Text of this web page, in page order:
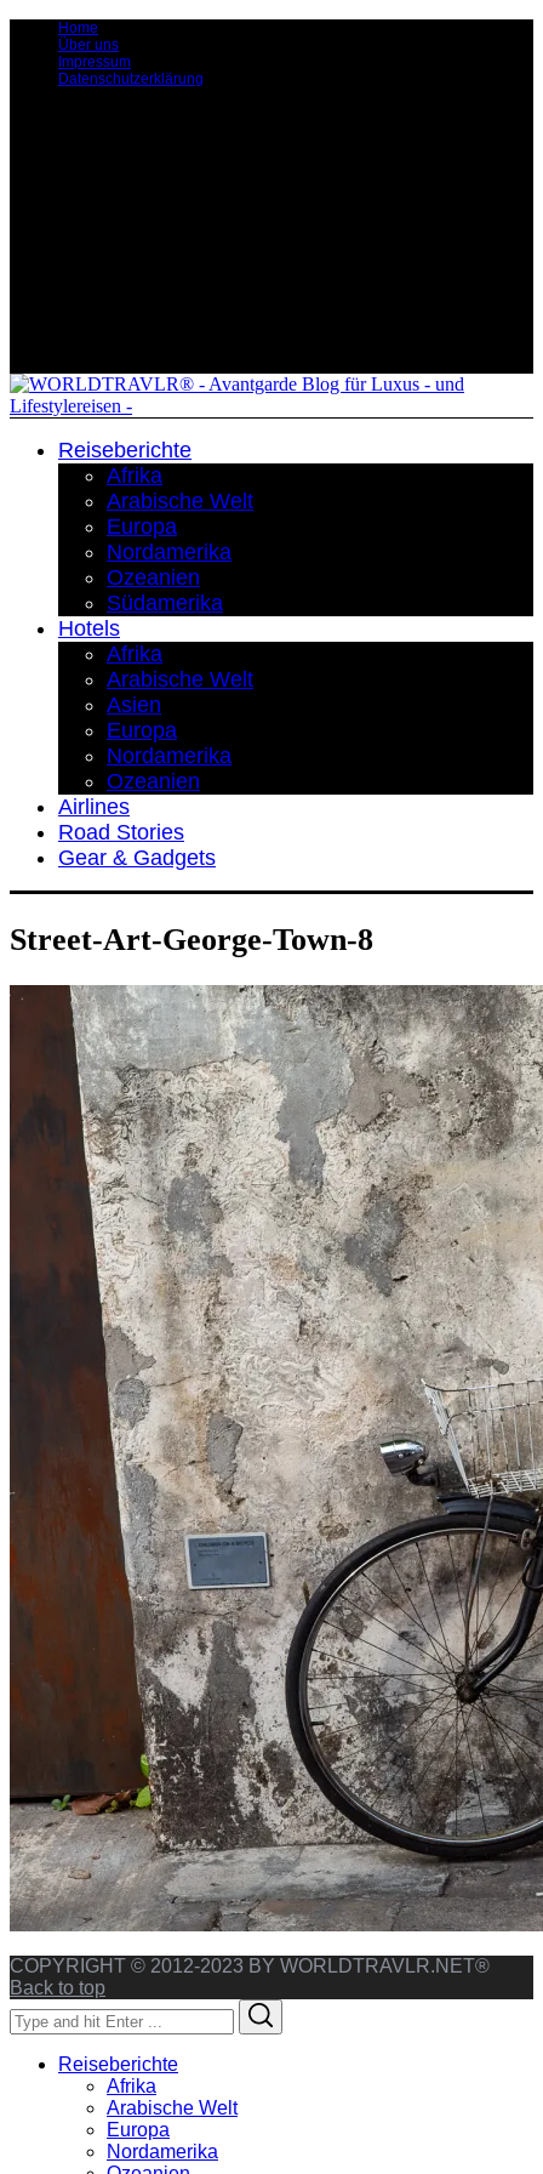
Home
Über uns
Impressum
Datenschutzerklärung
Reiseberichte
Afrika
Arabische Welt
Europa
Nordamerika
Ozeanien
Südamerika
Hotels
Afrika
Arabische Welt
Asien
Europa
Nordamerika
Ozeanien
Airlines
Road Stories
Gear & Gadgets
Street-Art-George-Town-8
COPYRIGHT © 2012-2023 BY WORLDTRAVLR.NET®
Back to top
Search
for:
Reiseberichte
Afrika
Arabische Welt
Europa
Nordamerika